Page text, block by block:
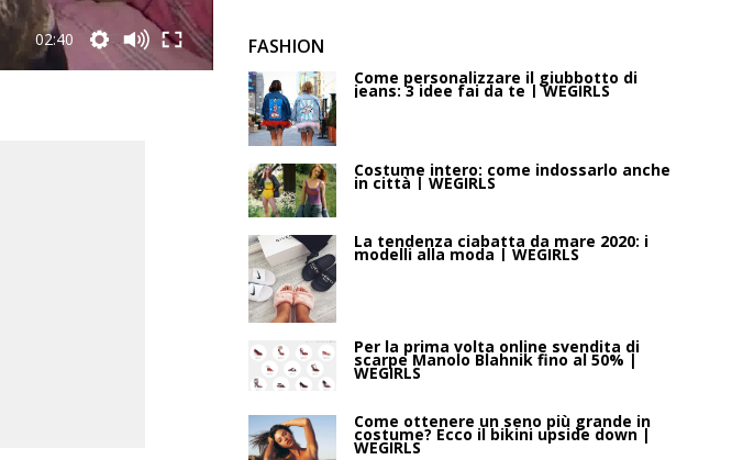
02:40 FASHION
Come personalizzare il giubbotto di
jeans: 3 idee fai da te | WEGIRLS
Costume intero: come indossarlo anche
in città | WEGIRLS
La tendenza ciabatta da mare 2020: i
modelli alla moda | WEGIRLS
Per la prima volta online svendita di
scarpe Manolo Blahnik fino al 50% |
WEGIRLS
Come ottenere un seno più grande in
costume? Ecco il bikini upside down |
WEGIRLS